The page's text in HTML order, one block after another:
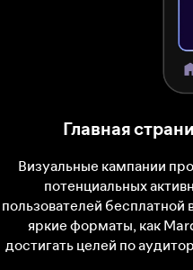
Главная
Визуальные кампании
потенциальных
пользователей бесплатной
яркие форматы, как
достигать целей по